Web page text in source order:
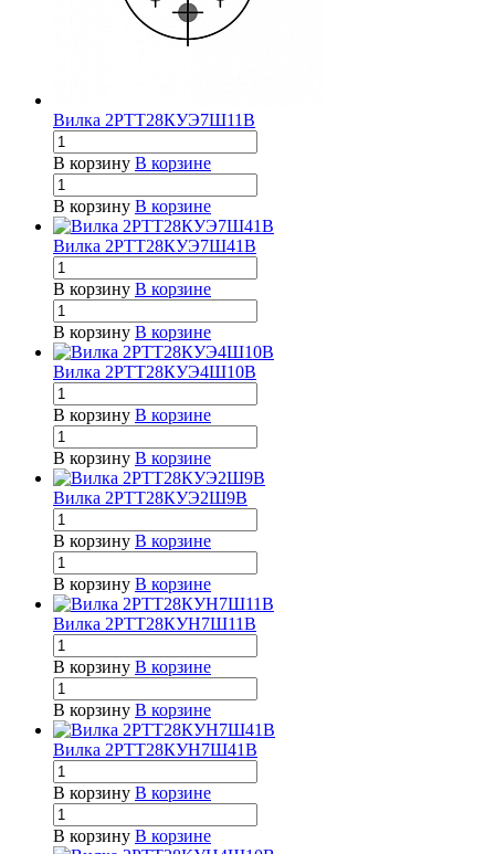
Вилка 2РТТ28КУЭ7Ш11В
В корзину В корзине
В корзину В корзине
Вилка 2РТТ28КУЭ7Ш41В
В корзину В корзине
В корзину В корзине
Вилка 2РТТ28КУЭ4Ш10В
В корзину В корзине
В корзину В корзине
Вилка 2РТТ28КУЭ2Ш9В
В корзину В корзине
В корзину В корзине
Вилка 2РТТ28КУН7Ш11В
В корзину В корзине
В корзину В корзине
Вилка 2РТТ28КУН7Ш41В
В корзину В корзине
В корзину В корзине